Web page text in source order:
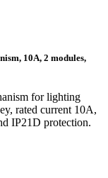
10A, 2 modules,
for lighting
rated current 10A,
IP21D protection.